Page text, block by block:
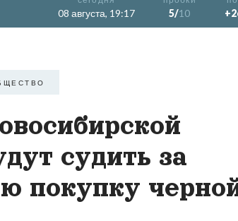
08 августа, 19:17 5/10
судить за
покупку